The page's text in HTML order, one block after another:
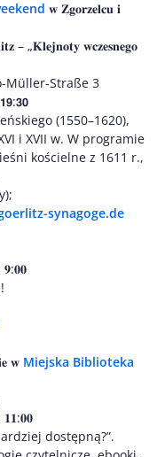
𝐰 𝐙𝐠𝐨𝐫𝐳𝐞𝐥𝐜𝐮 𝐢
– „𝐊𝐥𝐞𝐣𝐧𝐨𝐭𝐲 𝐰𝐜𝐳𝐞𝐬𝐧𝐞𝐠𝐨
Müller-Straße 3
(1550–1620),
i XVII w. W programie
kościelne z 1611 r.,
synagoge.de
𝐰 Miejska Biblioteka
dostępną?”.